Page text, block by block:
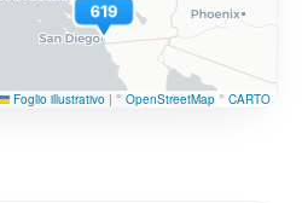
619
Foglio illustrativo | © OpenStreetMap © CARTO